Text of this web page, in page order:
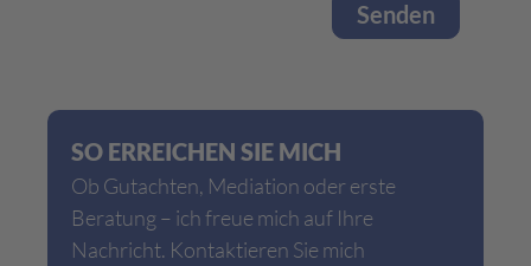
SO ERREICHEN SIE MICH
Ob Gutachten, Mediation oder erste
Beratung – ich freue mich auf Ihre
Nachricht. Kontaktieren Sie mich